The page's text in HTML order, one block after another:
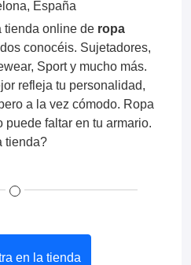
España
tienda online de ropa
conocéis. Sujetadores,
Sport y mucho más.
refleja tu personalidad,
a la vez cómodo. Ropa
faltar en tu armario.
tienda?
en la tienda